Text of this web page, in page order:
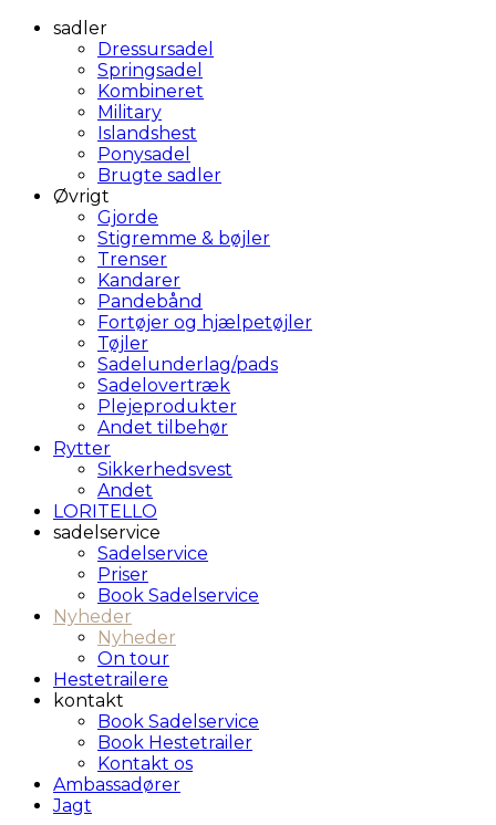
sadler
Dressursadel
Springsadel
Kombineret
Military
Islandshest
Ponysadel
Brugte sadler
Øvrigt
Gjorde
Stigremme & bøjler
Trenser
Kandarer
Pandebånd
Fortøjer og hjælpetøjler
Tøjler
Sadelunderlag/pads
Sadelovertræk
Plejeprodukter
Andet tilbehør
Rytter
Sikkerhedsvest
Andet
LORITELLO
sadelservice
Sadelservice
Priser
Book Sadelservice
Nyheder
Nyheder
On tour
Hestetrailere
kontakt
Book Sadelservice
Book Hestetrailer
Kontakt os
Ambassadører
Jagt